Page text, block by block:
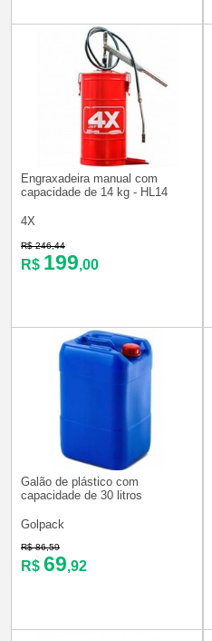
Engraxadeira manual com
capacidade de 14 kg - HL14
4X
R$ 246,44
R$ 199,00
Galão de plástico com
capacidade de 30 litros
Golpack
R$ 86,59
R$ 69,92